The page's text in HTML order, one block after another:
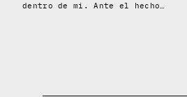
dentro de mi. Ante el hecho…